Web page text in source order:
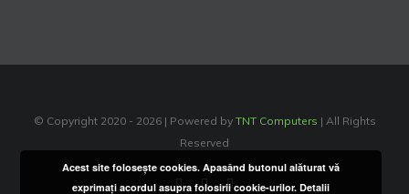
© Copyright 2020 - 2026 | Powered by TNT Computers | All Rights
Reserved
FacebookInstagramYouTube
Acest site foloseşte cookies. Apasând butonul alăturat vă
exprimaţi acordul asupra folosirii cookie-urilor.Detalii